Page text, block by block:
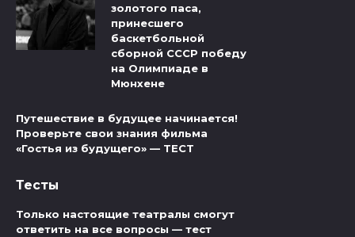
золотого паса,
принесшего
баскетбольной
сборной СССР победу
на Олимпиаде в
Мюнхене
Путешествие в будущее начинается!
Проверьте свои знания фильма
«Гостья из будущего» — ТЕСТ
Тесты
Только настоящие театралы смогут
ответить на все вопросы — тест